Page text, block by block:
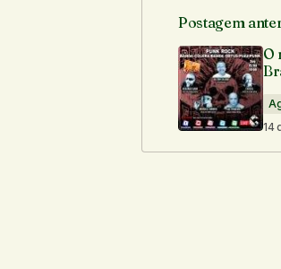
O seu
Comentário*
Postagem
O
14